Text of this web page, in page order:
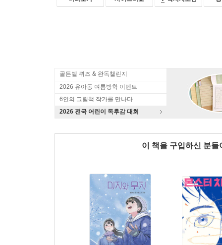
골든벨 퀴즈 & 완독챌린지
2026 유아동 여름방학 이벤트
6인의 그림책 작가를 만나다
2026 전국 어린이 독후감 대회
이 책을 구입하신 분